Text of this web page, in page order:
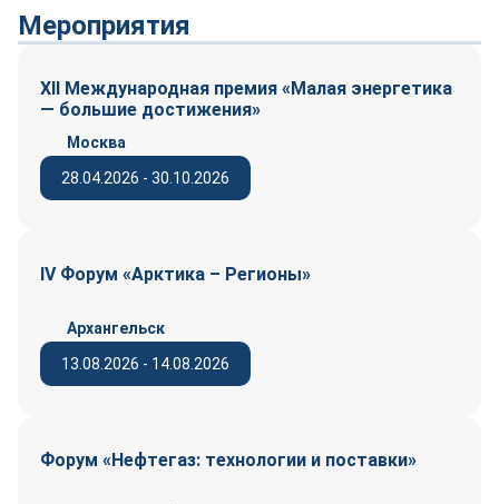
Мероприятия
XII Международная премия «Малая энергетика
— большие достижения»
28.04.2026 - 30.10.2026
Москва
IV Форум «Арктика – Регионы»
13.08.2026 - 14.08.2026
Архангельск
Форум «Нефтегаз: технологии и поставки»